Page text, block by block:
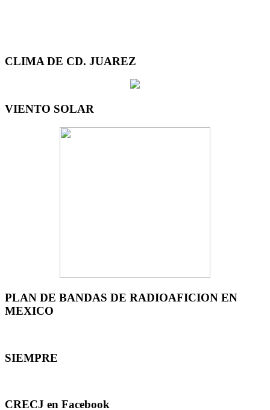
CLIMA DE CD. JUAREZ
VIENTO SOLAR
PLAN DE BANDAS DE RADIOAFICION EN
MEXICO
SIEMPRE
CRECJ en Facebook